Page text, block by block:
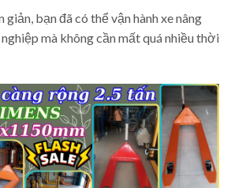
bạn đã có thể vận hành xe nâng
mà không cần mất quá nhiều thời